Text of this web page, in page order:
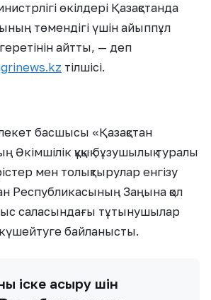
өкілдері Қазақстанда
төмендігі үшін айыппұл
айтты, — деп
тілшісі.
басшысы «Қазақстан
құқық бұзушылық туралы
мен толықтырулар енгізу
Республикасының Заңына қол
саласындағы тұтынушылар
күшейтуге байланысты.
іске асыру үшін